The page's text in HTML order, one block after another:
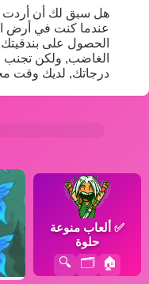
هل سبق لك أن أردت
عندما كنت في أرض
الحصول على
الغاضب, ولكن تجنب
درجاتك, لديك وقت
✅ ألعاب منوعة
حلوة
🏠
🗂️
🔍